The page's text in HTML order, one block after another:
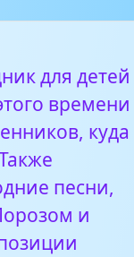
1:12
для детей
времени
куда
песни,
и